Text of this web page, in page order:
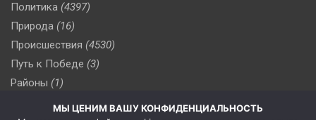
Политика (4397)
Природа (16)
Происшествия (4530)
Путь к Победе (3)
Районы (1)
(510)
МЫ ЦЕНИМ ВАШУ КОНФИДЕНЦИАЛЬНОСТЬ